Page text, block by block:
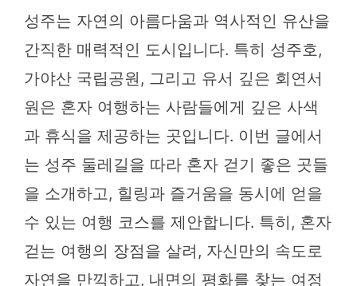
성주는 자연의 아름다움과 역사적인 유산을
간직한 매력적인 도시입니다. 특히 성주호,
가야산 국립공원, 그리고 유서 깊은 회연서
원은 혼자 여행하는 사람들에게 깊은 사색
과 휴식을 제공하는 곳입니다. 이번 글에서
는 성주 둘레길을 따라 혼자 걷기 좋은 곳들
을 소개하고, 힐링과 즐거움을 동시에 얻을
수 있는 여행 코스를 제안합니다. 특히, 혼자
걷는 여행의 장점을 살려, 자신만의 속도로
자연을 만끽하고, 내면의 평화를 찾는 여정